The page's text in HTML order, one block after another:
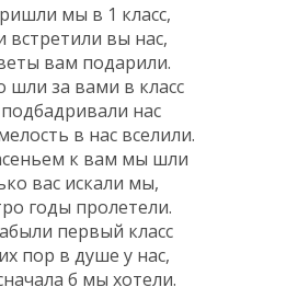
мы в 1 класс,
встретили вы нас,
вам подарили.
за вами в класс
нас
в нас вселили.
к вам мы шли
вас искали мы,
годы пролетели.
первый класс
пор в душе у нас,
б мы хотели.